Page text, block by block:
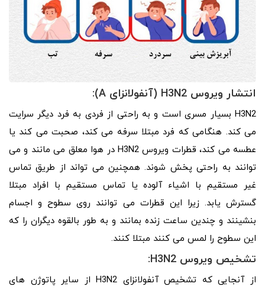
انتشار ویروس H3N2 (آنفولانزای A):
H3N2 بسیار مسری است و به راحتی از فردی به فرد دیگر سرایت
می کند. هنگامی که فرد مبتلا سرفه می کند، صحبت می کند یا
عطسه می کند، قطرات ویروس H3N2 در هوا معلق می مانند و می
توانند به راحتی پخش شوند. همچنین می تواند از طریق تماس
غیر مستقیم با اشیاء آلوده یا تماس مستقیم با افراد مبتلا
گسترش یابد. زیرا این قطرات می توانند روی سطوح و اجسام
بنشینند و چندین ساعت زنده بمانند و به طور بالقوه دیگران را که
این سطوح را لمس می کنند مبتلا کنند.
تشخیص ویروس H3N2:
از آنجایی که تشخیص آنفولانزای H3N2 از سایر پاتوژن های